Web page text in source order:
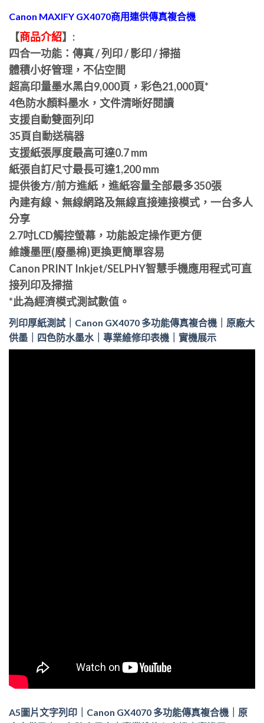
Canon MAXIFY GX4070商用連供傳真複合機
【商品介紹】:
四合一功能：傳真 / 列印 / 影印 / 掃描
體積小好管理，不佔空間
超高印量墨水黑白9,000頁，彩色21,000頁*
4色防水顏料墨水，文件清晰好閱讀
支援自動雙面列印
35頁自動送稿器
支援紙張厚度最高可達0.7 mm
紙張自訂尺寸最長可達1,200 mm
提供後方/前方進紙，進紙容量全部最多350張
內建有線、無線網路及無線直接連接模式，一台多人
分享
2.7吋LCD觸控螢幕，功能設定操作更方便
維護墨匣(廢墨棉)更換更簡單容易
Canon PRINT Inkjet/SELPHY智慧手機應用程式可直
接列印及掃描
*此為經濟模式測試數值。
列印厚紙測試｜Canon GX4070 多功能傳真複合機｜原廠大
供墨｜四色防水墨水｜專業維修印表機｜實機展示
A5圖片文字列印｜Canon GX4070 多功能傳真複合機｜原